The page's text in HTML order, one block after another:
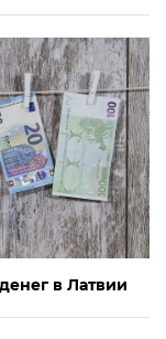
в Латвии